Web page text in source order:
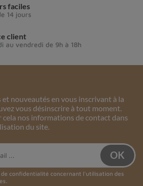
faciles
14 jours
client
au vendredi de 9h à 18h
et nouveautés en vous inscrivant à la
vous désinscrire à tout moment.
nos informations de contact dans
du site.
confidentialité concernant l'utilisation des